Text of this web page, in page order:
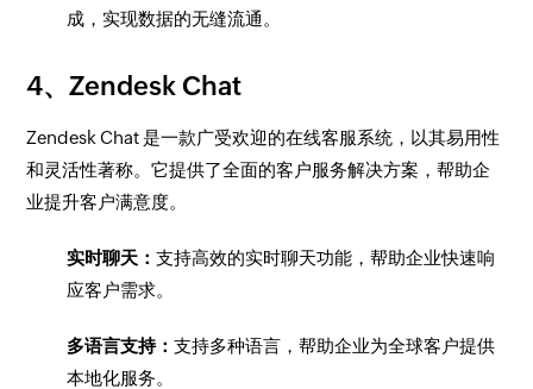
成，实现数据的无缝流通。
4、Zendesk Chat
Zendesk Chat 是一款广受欢迎的在线客服系统，以其易用性
和灵活性著称。它提供了全面的客户服务解决方案，帮助企
业提升客户满意度。
实时聊天：支持高效的实时聊天功能，帮助企业快速响
应客户需求。
多语言支持：支持多种语言，帮助企业为全球客户提供
本地化服务。